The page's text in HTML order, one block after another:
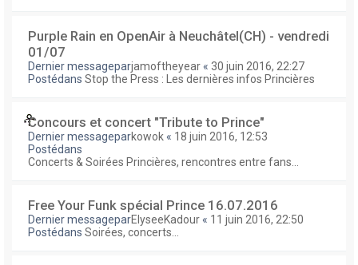
Purple Rain en OpenAir à Neuchâtel(CH) - vendredi
01/07
Dernier messageparjamoftheyear « 30 juin 2016, 22:27
Postédans Stop the Press : Les dernières infos Princières
Concours et concert "Tribute to Prince"
Dernier messageparkowok « 18 juin 2016, 12:53
Postédans
Concerts & Soirées Princières, rencontres entre fans...
Free Your Funk spécial Prince 16.07.2016
Dernier messageparElyseeKadour « 11 juin 2016, 22:50
Postédans Soirées, concerts...